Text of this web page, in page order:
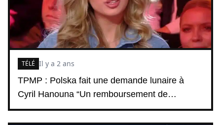
TPMP : Polska fait une demande lunaire à
Cyril Hanouna “Un remboursement de…
TÉLÉ Il y a 2 ans